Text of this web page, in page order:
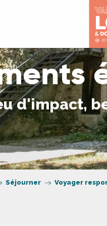
d'impact,
Séjourner Voyager